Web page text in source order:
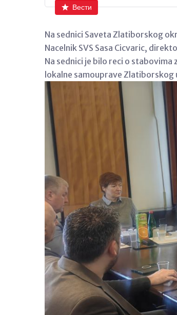
Вести
Na sednici Saveta Zlatiborskog
Nacelnik SVS Sasa Cicvaric,
Na sednici je bilo reci o
lokalne samouprave Zlatiborskog